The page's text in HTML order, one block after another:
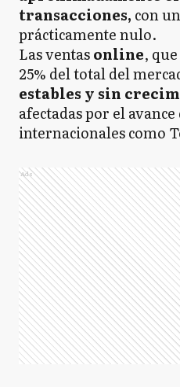
transacciones, con
prácticamente nulo.
Las ventasonline,
25% del total del
estables y sin
afectadas por el
internacionales como
Ads